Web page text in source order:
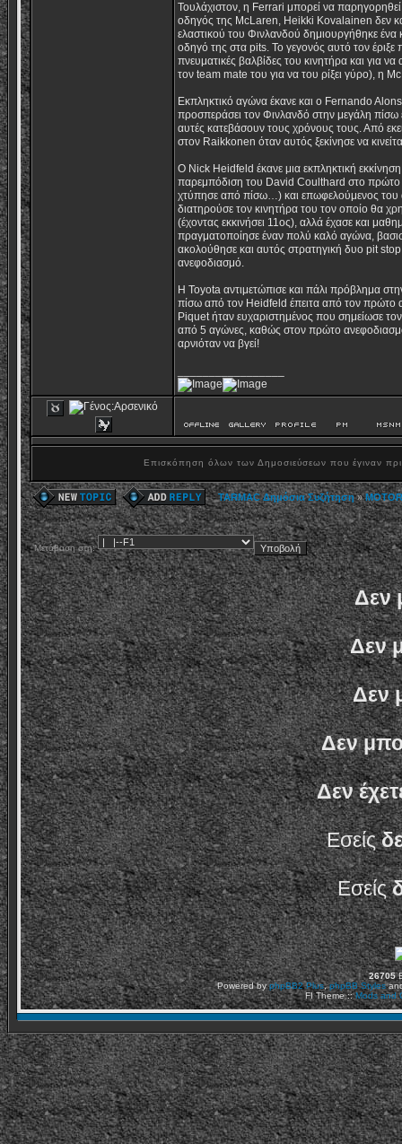
Τουλάχιστον, η Ferrari μπορεί να
οδηγός της McLaren, Heikki Kovalainen δεν
ελαστικού του Φινλανδού δημιουργήθηκε
οδηγό της στα pits. To γεγονός αυτό τον
πνευματικές βαλβίδες του κινητήρα και για
τον team mate του για να του ρίξει γύρο), η
Eκπληκτικό αγώνα έκανε και ο Fernando
προσπεράσει τον Φινλανδό στην μεγάλη πίσω
αυτές κατεβάσουν τους χρόνους τους. Από
στον Raikkonen όταν αυτός ξεκίνησε να
Ο Nick Heidfeld έκανε μια εκπληκτική εκκίνηση,
παρεμπόδιση του David Coulthard στο πρώτο
χτύπησε από πίσω…) και επωφελούμενος του
διατηρούσε τον κινητήρα του τον οποίο θα
(έχοντας εκκινήσει 11ος), αλλά έχασε και
πραγματοποίησε έναν πολύ καλό αγώνα,
ακολούθησε και αυτός στρατηγική δυο pit
ανεφοδιασμό.
Η Toyota αντιμετώπισε και πάλι πρόβλημα
πίσω από τον Heidfeld έπειτα από τον πρώτο
Piquet ήταν ευχαριστημένος που σημείωσε
από 5 αγώνες, καθώς στον πρώτο
αρνιόταν να βγεί!
Επισκόπηση όλων των Δημοσιεύσεων που έγιναν
TARMAC Δημόσια Συζήτηση»
Μετάβαση στη:
Δεν
Δεν
Δεν
Δεν
Δεν
Εσείς
Εσείς
26705
Powered byphpBB2 Plus,phpBB Styles
FI Theme ::Mods and